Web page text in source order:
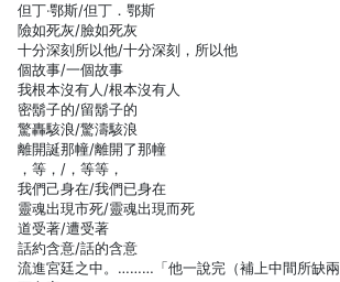
但丁‧鄂斯/但丁．鄂斯
險如死灰/臉如死灰
十分深刻所以他/十分深刻，所以他
個故事/一個故事
我根本沒有人/根本沒有人
密鬍子的/留鬍子的
驚轟駭浪/驚濤駭浪
離開誕那幢/離開了那幢
，等，/，等等，
我們己身在/我們已身在
靈魂出現市死/靈魂出現而死
道受著/遭受著
話約含意/話的含意
流進宮廷之中。………「他一說完（補上中間所缺兩